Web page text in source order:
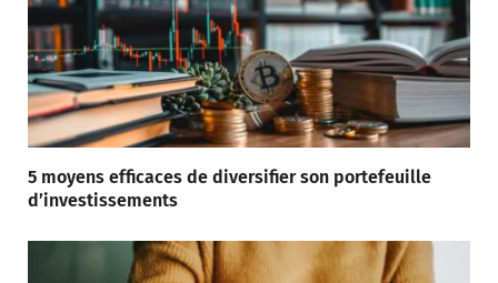
5 moyens efficaces de diversifier son portefeuille
d’investissements